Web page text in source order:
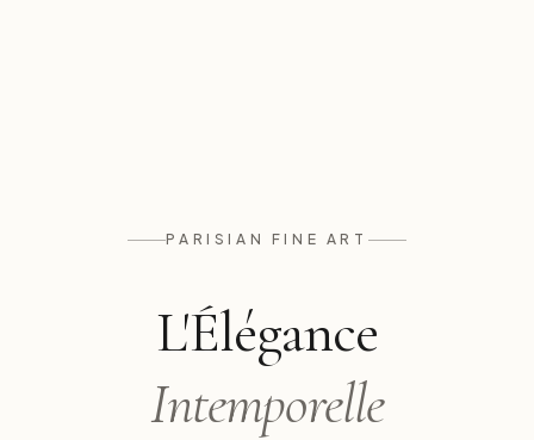
PARISIAN FINE ART
L'Élégance
Intemporelle